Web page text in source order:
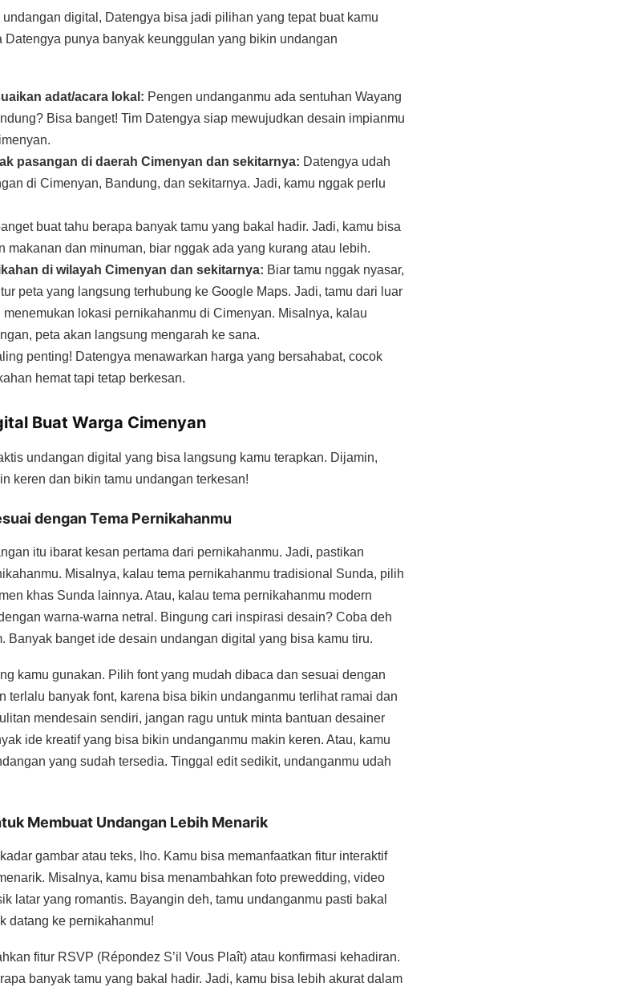
digital, Datengya bisa jadi pilihan yang tepat buat kamu
punya banyak keunggulan yang bikin undangan
adat/acara lokal: Pengen undanganmu ada sentuhan Wayang
Bisa banget! Tim Datengya siap mewujudkan desain impianmu
pasangan di daerah Cimenyan dan sekitarnya: Datengya udah
di Cimenyan, Bandung, dan sekitarnya. Jadi, kamu nggak perlu
buat tahu berapa banyak tamu yang bakal hadir. Jadi, kamu bisa
makanan dan minuman, biar nggak ada yang kurang atau lebih.
di wilayah Cimenyan dan sekitarnya: Biar tamu nggak nyasar,
peta yang langsung terhubung ke Google Maps. Jadi, tamu dari luar
lokasi pernikahanmu di Cimenyan. Misalnya, kalau
peta akan langsung mengarah ke sana.
penting! Datengya menawarkan harga yang bersahabat, cocok
hemat tapi tetap berkesan.
Buat Warga Cimenyan
undangan digital yang bisa langsung kamu terapkan. Dijamin,
keren dan bikin tamu undangan terkesan!
dengan Tema Pernikahanmu
itu ibarat kesan pertama dari pernikahanmu. Jadi, pastikan
Misalnya, kalau tema pernikahanmu tradisional Sunda, pilih
khas Sunda lainnya. Atau, kalau tema pernikahanmu modern
warna-warna netral. Bingung cari inspirasi desain? Coba deh
Banyak banget ide desain undangan digital yang bisa kamu tiru.
kamu gunakan. Pilih font yang mudah dibaca dan sesuai dengan
terlalu banyak font, karena bisa bikin undanganmu terlihat ramai dan
mendesain sendiri, jangan ragu untuk minta bantuan desainer
ide kreatif yang bisa bikin undanganmu makin keren. Atau, kamu
yang sudah tersedia. Tinggal edit sedikit, undanganmu udah
Membuat Undangan Lebih Menarik
gambar atau teks, lho. Kamu bisa memanfaatkan fitur interaktif
Misalnya, kamu bisa menambahkan foto prewedding, video
latar yang romantis. Bayangin deh, tamu undanganmu pasti bakal
datang ke pernikahanmu!
fitur RSVP (Répondez S’il Vous Plaît) atau konfirmasi kehadiran.
banyak tamu yang bakal hadir. Jadi, kamu bisa lebih akurat dalam